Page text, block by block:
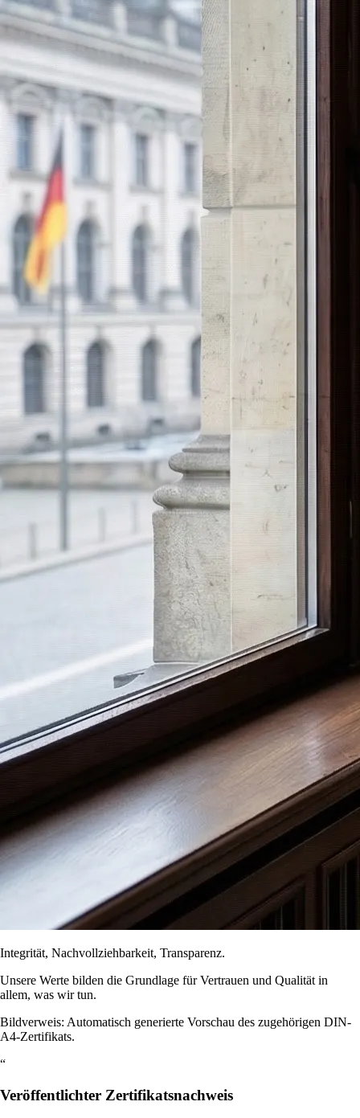
Integrität, Nachvollziehbarkeit, Transparenz.
Unsere Werte bilden die Grundlage für Vertrauen und Qualität in
allem, was wir tun.
Bildverweis: Automatisch generierte Vorschau des zugehörigen DIN-
A4-Zertifikats.
“
Veröffentlichter Zertifikatsnachweis